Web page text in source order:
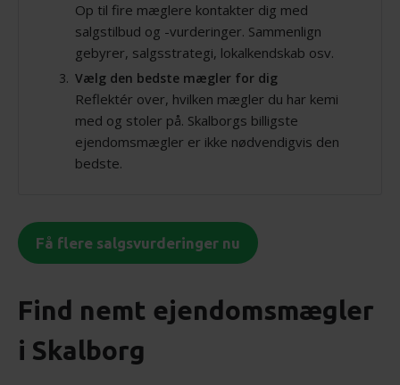
Op til fire mæglere kontakter dig med
salgstilbud og -vurderinger. Sammenlign
gebyrer, salgsstrategi, lokalkendskab osv.
Vælg den bedste mægler for dig
Reflektér over, hvilken mægler du har kemi
med og stoler på. Skalborgs billigste
ejendomsmægler er ikke nødvendigvis den
bedste.
Få flere salgsvurderinger nu
Find nemt ejendomsmægler
i Skalborg